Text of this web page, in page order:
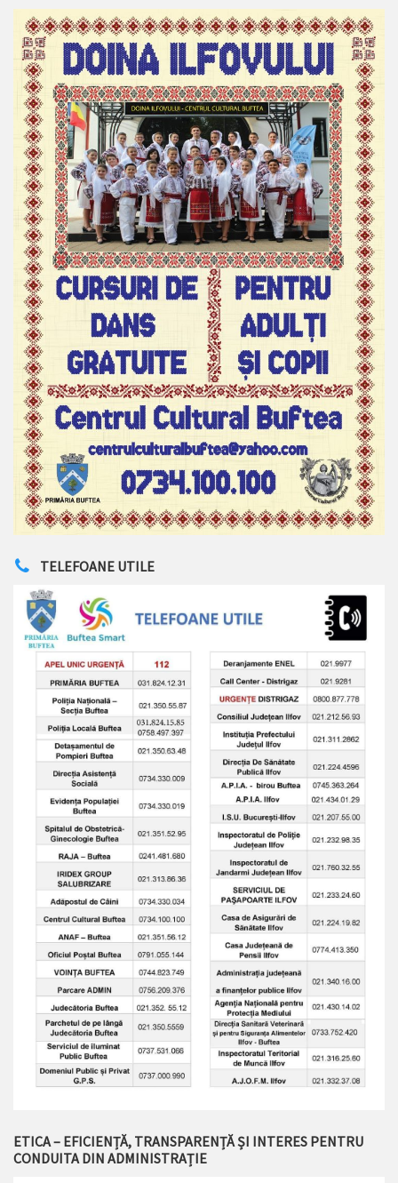
TELEFOANE UTILE
ETICA – EFICIENȚĂ, TRANSPARENȚĂ ȘI INTERES PENTRU
CONDUITA DIN ADMINISTRAȚIE